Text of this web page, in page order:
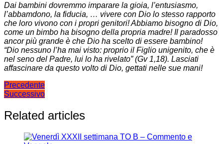
Dai bambini dovremmo imparare la gioia, l’entusiasmo,
l’abbamdono, la fiducia, … vivere con Dio lo stesso rapporto
che loro vivono con i propri genitori! Abbiamo bisogno di Dio,
come un bimbo ha bisogno della propria madre! Il paradosso
ancor più grande è che Dio ha scelto di essere bambino!
“Dio nessuno l’ha mai visto: proprio il Figlio unigenito, che è
nel seno del Padre, lui lo ha rivelato”(Gv 1,18). Lasciati
affascinare da questo volto di Dio, gettati nelle sue mani!
Navigazione
articoli
Precedente
Successivo
Related articles